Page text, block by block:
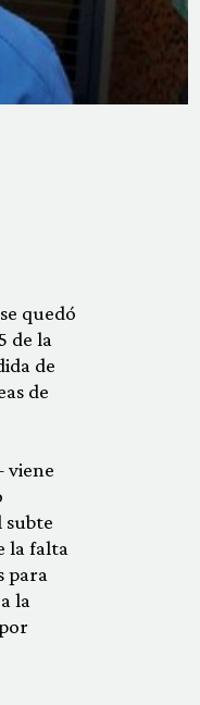
quedó
de la
de
de
viene
subte
la falta
para
la